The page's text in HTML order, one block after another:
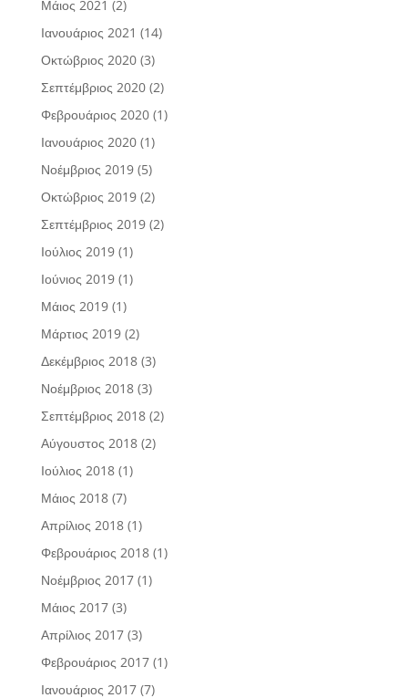
Μάιος 2021 (2)
Ιανουάριος 2021 (14)
Οκτώβριος 2020(3)
Σεπτέμβριος 2020(2)
Φεβρουάριος 2020(1)
Ιανουάριος 2020(1)
Νοέμβριος 2019(5)
Οκτώβριος 2019(2)
Σεπτέμβριος 2019(2)
Ιούλιος 2019(1)
Ιούνιος 2019(1)
Μάιος 2019(1)
Μάρτιος 2019(2)
Δεκέμβριος 2018(3)
Νοέμβριος 2018(3)
Σεπτέμβριος 2018(2)
Αύγουστος 2018(2)
Ιούλιος 2018(1)
Μάιος 2018(7)
Απρίλιος 2018(1)
Φεβρουάριος 2018(1)
Νοέμβριος 2017(1)
Μάιος 2017(3)
Απρίλιος 2017(3)
Φεβρουάριος 2017(1)
Ιανουάριος 2017(7)